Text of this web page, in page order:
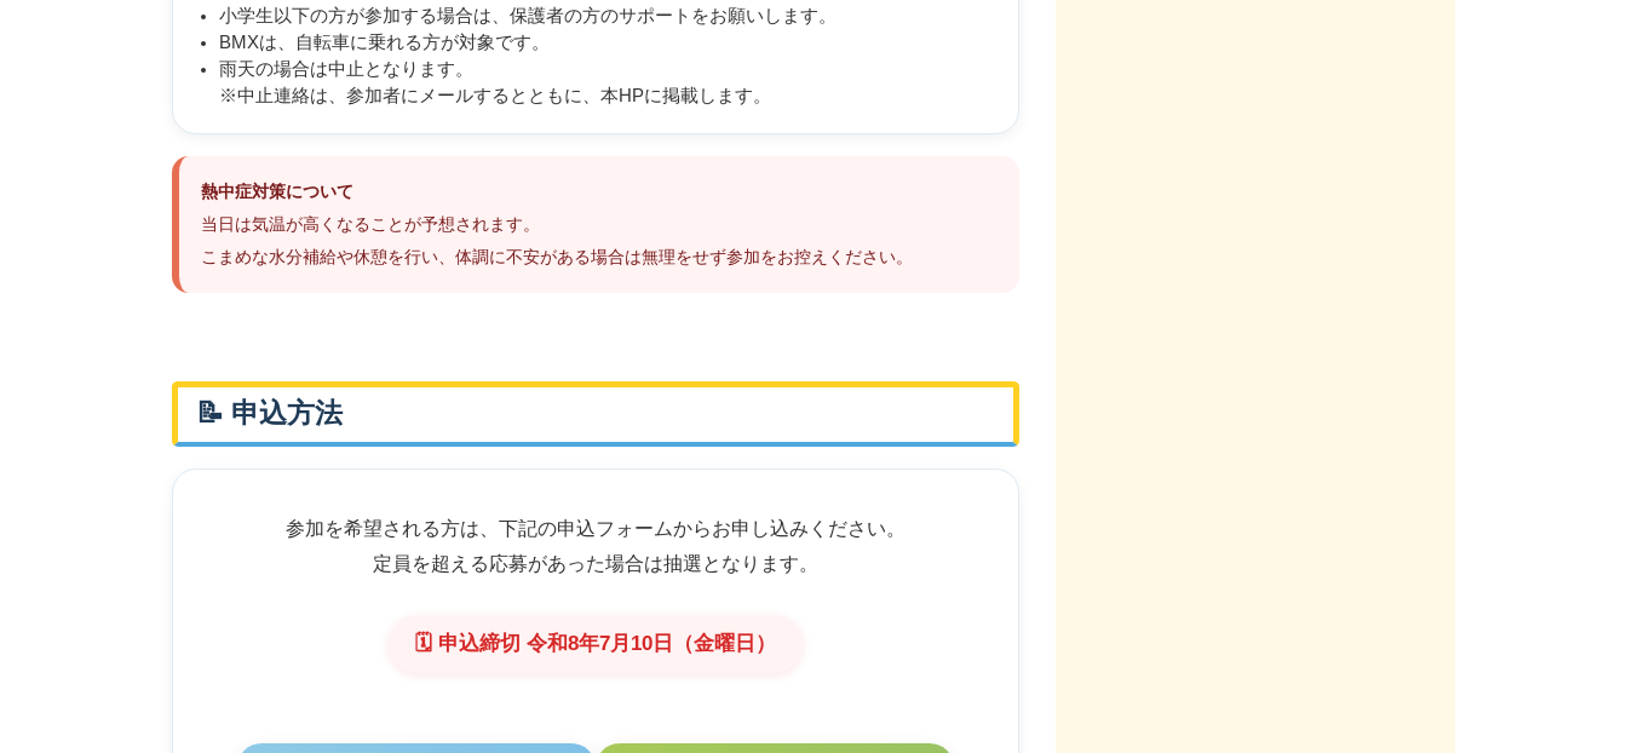
小学生以下の方が参加する場合は、保護者の方のサポートをお願いします。
BMXは、自転車に乗れる方が対象です。
雨天の場合は中止となります。
※中止連絡は、参加者にメールするとともに、本HPに掲載します。
熱中症対策について
当日は気温が高くなることが予想されます。
こまめな水分補給や休憩を行い、体調に不安がある場合は無理をせず参加をお控えください。
📝 申込方法
参加を希望される方は、下記の申込フォームからお申し込みください。
定員を超える応募があった場合は抽選となります。
🗓 申込締切 令和8年7月10日（金曜日）